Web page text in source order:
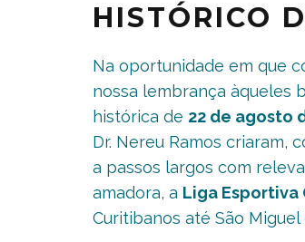
HISTÓRICO
Na oportunidade em que
nossa lembrança àqueles
histórica de 22 de agosto
Dr. Nereu Ramos criaram,
a passos largos com
amadora, a Liga Esportiva
Curitibanos até São Miguel